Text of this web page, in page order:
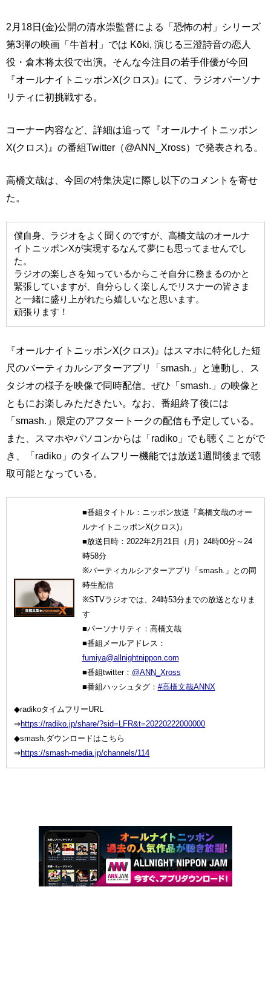
2月18日(金)公開の清水崇監督による「恐怖の村」シリーズ
第3弾の映画「牛首村」では Kōki, 演じる三澄詩音の恋人
役・倉木将太役で出演。そんな今注目の若手俳優が今回
『オールナイトニッポンX(クロス)』にて、ラジオパーソナ
リティに初挑戦する。
コーナー内容など、詳細は追って『オールナイトニッポン
X(クロス)』の番組Twitter（@ANN_Xross）で発表される。
高橋文哉は、今回の特集決定に際し以下のコメントを寄せ
た。
僕自身、ラジオをよく聞くのですが、高橋文哉のオールナ
イトニッポンXが実現するなんて夢にも思ってませんでし
た。
ラジオの楽しさを知っているからこそ自分に務まるのかと
緊張していますが、自分らしく楽しんでリスナーの皆さま
と一緒に盛り上がれたら嬉しいなと思います。
頑張ります！
『オールナイトニッポンX(クロス)』はスマホに特化した短
尺のバーティカルシアターアプリ「smash.」と連動し、ス
タジオの様子を映像で同時配信。ぜひ「smash.」の映像と
ともにお楽しみただきたい。なお、番組終了後には
「smash.」限定のアフタートークの配信も予定している。
また、スマホやパソコンからは「radiko」でも聴くことがで
き、「radiko」のタイムフリー機能では放送1週間後まで聴
取可能となっている。
■番組タイトル：ニッポン放送『高橋文哉のオー
ルナイトニッポンX(クロス)』
■放送日時：2022年2月21日（月）24時00分～24
時58分
※バーティカルシアターアプリ「smash.」との同
時生配信
※STVラジオでは、24時53分までの放送となりま
す
■パーソナリティ：高橋文哉
■番組メールアドレス：
fumiya@allnightnippon.com
■番組twitter： @ANN_Xross
■番組ハッシュタグ： #高橋文哉ANNX
◆radikoタイムフリーURL
⇒https://radiko.jp/share/?sid=LFR&t=20220222000000
◆smash.ダウンロードはこちら
⇒https://smash-media.jp/channels/114